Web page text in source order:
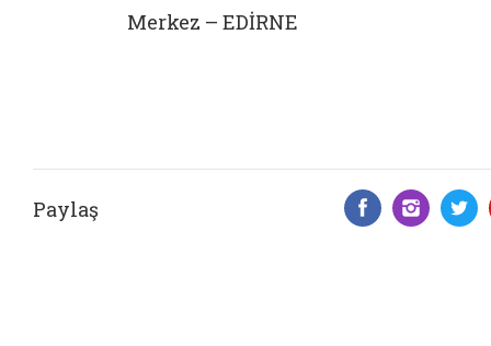
Merkez – EDİRNE
Paylaş